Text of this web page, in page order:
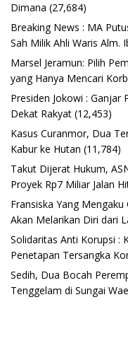
Dimana (27,684)
Breaking News : MA
Sah Milik Ahli Waris Alm.
Marsel Jeramun: Pilih
yang Hanya Mencari
Presiden Jokowi :
Dekat Rakyat (12,453)
Kasus Curanmor, Dua
Kabur ke Hutan (11,784)
Takut Dijerat Hukum,
Proyek Rp7 Miliar Jalan
Fransiska Yang
Akan Melarikan Diri dari
Solidaritas Anti Korupsi :
Penetapan Tersangka
Sedih, Dua Bocah
Tenggelam di Sungai